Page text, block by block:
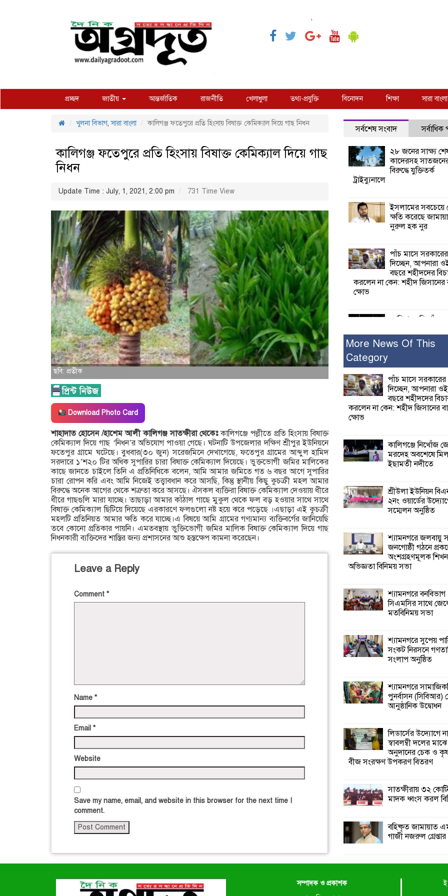
,
প্রচ্ছদ জাতীয় আন্তর্জাতিক রাজনীতি খেলাধুলা তথ্য-প্রযুক্তি বিনোদন শিক্ষা সারা বাংলা
খুলনা বিভাগ,সারা বাংলা কালিগঞ্জ ফতেপুরে প্রতি হিংসায় বিষাক্ত কেমিক্যাল দিয়ে গাছ নিধন
কালিগঞ্জ ফতেপুরে প্রতি হিংসায় বিষাক্ত কেমিক্যাল দিয়ে গাছ
নিধন
Update Time : July, 1, 2021, 2:00 pm 731 Time View
ছবি: প্রতীক
Download Photo Card
শাহাদাত হোসেন /হাশেম আলী কালিগঞ্জ সাতক্ষীরা থেকেঃকালিগঞ্জে পল্লীতে প্রতি হিংসায় বিষাক্ত
কেমিক্যাল দিয়ে গাছ ‘নিধন’র অভিযোগ পাওয়া গেছে। ঘটনাটি উপজেলার দক্ষিণ শ্রীপুর ইউনিয়নে
ফতেপুর গ্রামে ঘটেছে। বুধবার(৩০ জুন) সরেজমিনে দেখাগেছে, ফতেপুর গ্রামের আব্দুল হামিদ
সরদারে ১’শ২০ টির অধিক সুপারির চারা বিষাক্ত কেমিক্যাল দিয়েছে। ভুক্তভোগী জমির মালিকের
কাছে জানতে চাইলে তিনি এ প্রতিনিধিকে বলেন, আমি আমার জমিতে গত ৬ বছর আগে সুপারির
চারা রোপন করি এবং আমি নিজেই তত্ত্বাবধান করে আসছি, কিন্তু স্থানীয় কিছু কুচক্রী মহল আমার
বিরুদ্ধে অনেক আগের থেকে শত্রুতা করে আসছে। ঐসকল ব্যক্তিরা বিষাক্ত কেমিক্যাল দেওয়ায় ধীরে
ধীরে গাছগুলি মারা যাচ্ছে। তাছাড়া আমার কাঁঠাল গাছে মুকুল থেকে ফল বড় হওয়ার সাথে সাথে
বিষাক্ত কেমিক্যাল ছিটিয়ে দিয়েছে এরকারণে ফলগুলো নষ্ট হয়ে ঝরে পড়েছে ।এছাড়া এই কুচক্রী
মহলটি প্রতিনিয়ত আমার ক্ষতি করে যাচ্ছে।এ বিষয়ে আমি গ্রামের গণ্যমান্য ব্যক্তিবর্গের জানিয়েছি
তবে কোনো প্রতিকার পায়নি। এমতবস্থায় ভুক্তিভোগী জমির মালিক বিষাক্ত কেমিক্যাল দিয়ে গাছ
নিধনকারী ব্যক্তিদের শাস্তির জন্য প্রশাসনের আশু হস্তক্ষেপ কামনা করেছেন।
Leave a Reply
Comment *
Name *
Email *
Website
Save my name, email, and website in this browser for the next time I
comment.
সর্বশেষ সংবাদ সর্বাধিক
২৮ জনের সাক্ষ্য
কাদেরসহ
বিরুদ্ধে যুক্তিতর্ক
ট্রাইব্যুনালে
ইসলামের সবচেয়ে
ক্ষতি করেছে
নুরুল হক নুর
পাঁচ মাসে
দিচ্ছেন, আপনারা
বছরে শহীদদের
করলেন না কেন: শহীদ জিসানের
ক্ষোভ
কালিগঞ্জে নিখোঁজ
ইছামতী নদীতে
শ্রীউলা ইউনিয়ন
২নং ওয়ার্ডের
কর্মী সম্মেলন
শ্যামনগরে জলবায়ু
শিখন ও অভিজ্ঞতা বিনিময় সভা
শ্যামনগরে বনবিভাগ
মতবিনিময় সভা
শ্যামনগরে সুপেয়
সংলাপ অনুষ্ঠিত
শ্যামনগরে
সামাজিকভিত্তিক
আনুষ্ঠানিক উদ্বোধন
লিডার্সের উদ্যোগে
অনুদানের চেক ও
কৃষকদের বীজ সংরক্ষণ উপকরণ
More News Of This
Category
পাঁচ মাসে
দিচ্ছেন, আপনারা
বছরে শহীদদের
করলেন না কেন: শহীদ জিসানের
ক্ষোভ
কালিগঞ্জে নিখোঁজ
মরদেহ অবশেষে
ইছামতী নদীতে
শ্রীউলা ইউনিয়ন
২নং ওয়ার্ডের
সম্মেলন অনুষ্ঠিত
শ্যামনগরে জলবায়ু
জনগোষ্ঠী গঠনে
অংশগ্রহণমূলক
অভিজ্ঞতা বিনিময় সভা
শ্যামনগরে
সিএমসির সাথে
মতবিনিময় সভা
শ্যামনগরে সুপেয়
সংকট নিরসনে
সংলাপ অনুষ্ঠিত
শ্যামনগরে
পুনর্বাসন (সিবিআর)
আনুষ্ঠানিক উদ্বোধন
লিডার্সের উদ্যোগে
স্বাবলম্বী দলের মাঝে
অনুদানের চেক ও
বীজ সংরক্ষণ উপকরণ বিতরণ
সাতক্ষীরায় ৩২
মাদক ধ্বংস করল
বহিষ্কৃত জামায়াত
গাজী নজরুল গ্রেপ্তার
সম্পাদক ও প্রকাশক